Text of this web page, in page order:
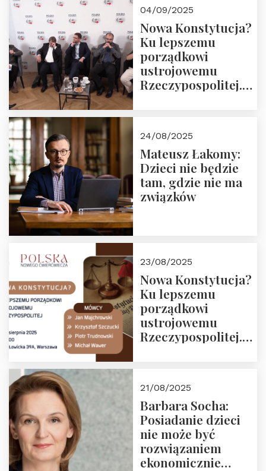
04/09/2025
Nowa Konstytucja?
Ku lepszemu
porządkowi
ustrojowemu
Rzeczypospolitej.
24/08/2025
Mateusz Łakomy:
Dzieci nie będzie
tam, gdzie nie ma
związków
23/08/2025
Nowa Konstytucja?
Ku lepszemu
porządkowi
ustrojowemu
Rzeczypospolitej.
Nowego
Ćwierćwiecza”
21/08/2025
Barbara Socha:
Posiadanie dzieci
nie może być
rozwiązaniem
ekonomicznie